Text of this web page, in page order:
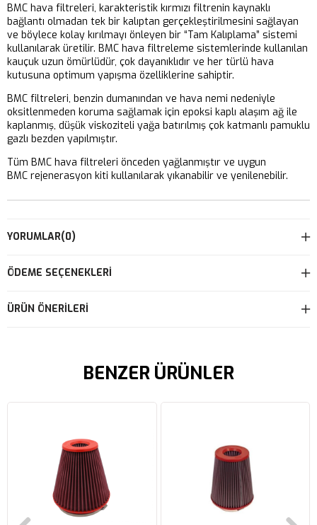
BMC hava filtreleri, karakteristik kırmızı filtrenin kaynaklı
bağlantı olmadan tek bir kalıptan gerçekleştirilmesini sağlayan
ve böylece kolay kırılmayı önleyen bir “Tam Kalıplama” sistemi
kullanılarak üretilir. BMC hava filtreleme sistemlerinde kullanılan
kauçuk uzun ömürlüdür, çok dayanıklıdır ve her türlü hava
kutusuna optimum yapışma özelliklerine sahiptir.
BMC filtreleri, benzin dumanından ve hava nemi nedeniyle
oksitlenmeden koruma sağlamak için epoksi kaplı alaşım ağ ile
kaplanmış, düşük viskoziteli yağa batırılmış çok katmanlı pamuklu
gazlı bezden yapılmıştır.
Tüm BMC hava filtreleri önceden yağlanmıştır ve uygun
BMC rejenerasyon kiti kullanılarak yıkanabilir ve yenilenebilir.
YORUMLAR(0)
ÖDEME SEÇENEKLERI
ÜRÜN ÖNERILERI
BENZER ÜRÜNLER